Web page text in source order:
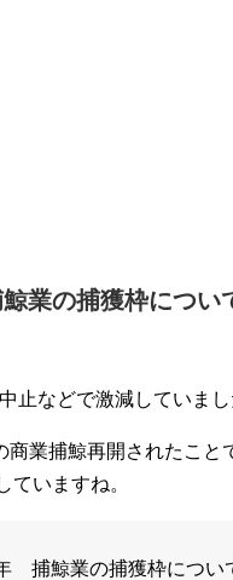
業の捕獲枠につい
止などで激減していまし
商業捕鯨再開されたこと
ていますね。
捕鯨業の捕獲枠につい